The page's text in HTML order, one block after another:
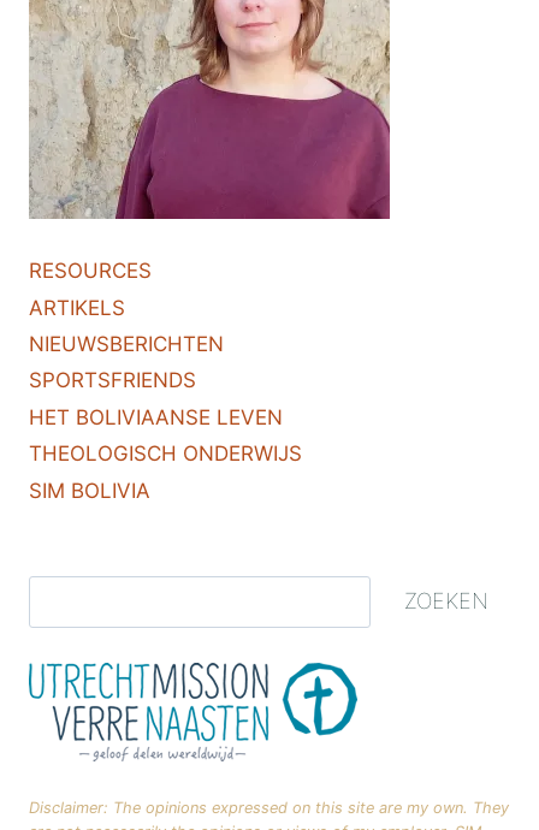
RESOURCES
ARTIKELS
NIEUWSBERICHTEN
SPORTSFRIENDS
HET BOLIVIAANSE LEVEN
THEOLOGISCH ONDERWIJS
SIM BOLIVIA
ZOEKEN
Disclaimer: The opinions expressed on this site are my own. They